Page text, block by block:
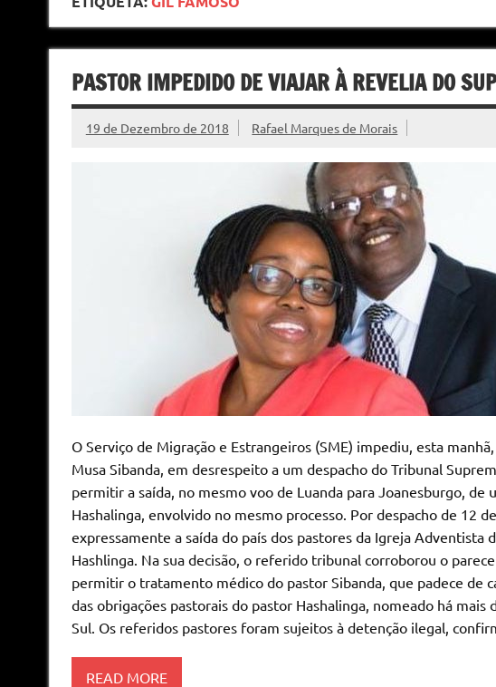
PASTOR IMPEDIDO DE VIAJAR À REVELIA DO
19 de Dezembro de 2018 Rafael Marques de Morais
O Serviço de Migração e Estrangeiros (SME) impediu, esta
Musa Sibanda, em desrespeito a um despacho do Tribunal
permitir a saída, no mesmo voo de Luanda para Joanesburgo, de
Hashalinga, envolvido no mesmo processo. Por despacho de 12
expressamente a saída do país dos pastores da Igreja Adventista
Hashlinga. Na sua decisão, o referido tribunal corroborou o
permitir o tratamento médico do pastor Sibanda, que padece de
das obrigações pastorais do pastor Hashalinga, nomeado há
Sul. Os referidos pastores foram sujeitos à detenção ilegal,
READ MORE